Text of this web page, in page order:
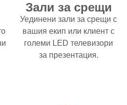
Зали за срещи
Уединени зали за срещи с
вашия екип или клиент с
големи LED телевизори
за презентация.